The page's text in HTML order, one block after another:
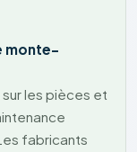
monte-
les pièces et
fabricants